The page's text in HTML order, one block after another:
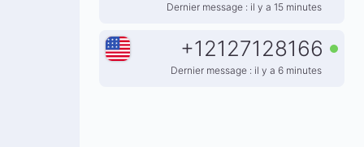
Dernier message : il y a 15 minutes
+12127128166
Dernier message : il y a 6 minutes